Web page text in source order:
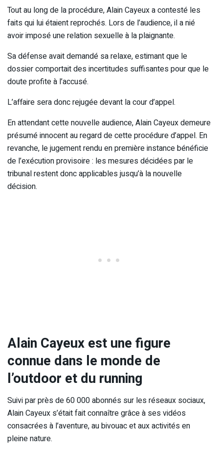
Tout au long de la procédure, Alain Cayeux a contesté les
faits qui lui étaient reprochés. Lors de l’audience, il a nié
avoir imposé une relation sexuelle à la plaignante.
Sa défense avait demandé sa relaxe, estimant que le
dossier comportait des incertitudes suffisantes pour que le
doute profite à l’accusé.
L’affaire sera donc rejugée devant la cour d’appel.
En attendant cette nouvelle audience, Alain Cayeux demeure
présumé innocent au regard de cette procédure d’appel. En
revanche, le jugement rendu en première instance bénéficie
de l’exécution provisoire : les mesures décidées par le
tribunal restent donc applicables jusqu’à la nouvelle
décision.
Alain Cayeux est une figure
connue dans le monde de
l’outdoor et du running
Suivi par près de 60 000 abonnés sur les réseaux sociaux,
Alain Cayeux s’était fait connaître grâce à ses vidéos
consacrées à l’aventure, au bivouac et aux activités en
pleine nature.